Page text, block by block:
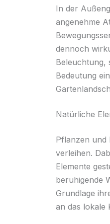
In der
angenehme
dennoch
Beleuchtung,
Bedeutung
Natürliche
Pflanzen und
verleihen.
Elemente
beruhigende
Grundlage
an das lokale